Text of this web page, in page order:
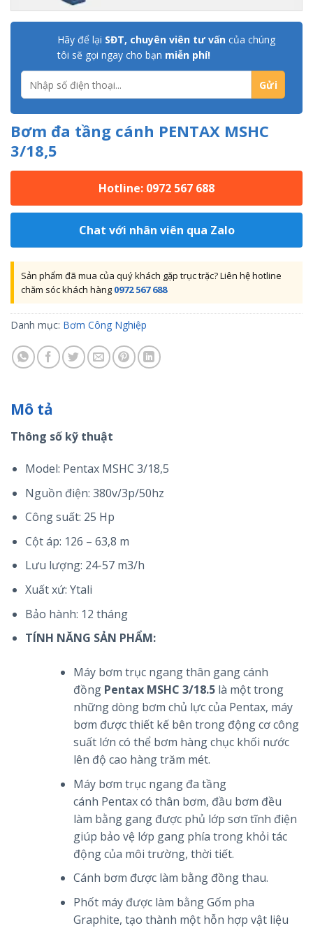
Hãy để lại SĐT, chuyên viên tư vấn của chúng
tôi sẽ gọi ngay cho bạn miễn phí!
Bơm đa tầng cánh PENTAX MSHC
3/18,5
Hotline: 0972 567 688
Chat với nhân viên qua Zalo
Sản phẩm đã mua của quý khách gặp trục trặc? Liên hệ hotline
chăm sóc khách hàng 0972 567 688
Danh mục: Bơm Công Nghiệp
Mô tả
Thông số kỹ thuật
Model: Pentax MSHC 3/18,5
Nguồn điện: 380v/3p/50hz
Công suất: 25 Hp
Cột áp: 126 – 63,8 m
Lưu lượng: 24-57 m3/h
Xuất xứ: Ytali
Bảo hành: 12 tháng
TÍNH NĂNG SẢN PHẨM:
Máy bơm trục ngang thân gang cánh
đồng Pentax MSHC 3/18.5 là một trong
những dòng bơm chủ lực của Pentax, máy
bơm được thiết kế bên trong động cơ công
suất lớn có thể bơm hàng chục khối nước
lên độ cao hàng trăm mét.
Máy bơm trục ngang đa tầng
cánh Pentax có thân bơm, đầu bơm đều
làm bằng gang được phủ lớp sơn tĩnh điện
giúp bảo vệ lớp gang phía trong khỏi tác
động của môi trường, thời tiết.
Cánh bơm được làm bằng đồng thau.
Phốt máy được làm bằng Gốm pha
Graphite, tạo thành một hỗn hợp vật liệu